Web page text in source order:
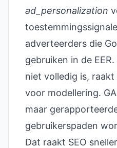
ad_personalization
adverteerders die
gebruiken in de
niet volledig is,
voor modellering.
maar
gebruikerspaden
Dat raakt SEO